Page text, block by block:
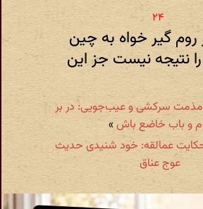
روم گیر خواه به چین
نتیجه نیست جز این
- در مذمت سرکشی و عیب‌جویی: در بر
و باب خاضع باش»
۶۸ - حکایت عمالقه: خود شنیدی حدیث
عوج عناق